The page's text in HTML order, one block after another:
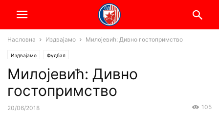
Насловна Издвајамо Милојевић: Дивно гостопримство
Издвајамо Фудбал
Милојевић: Дивно
гостопримство
20/06/2018 105